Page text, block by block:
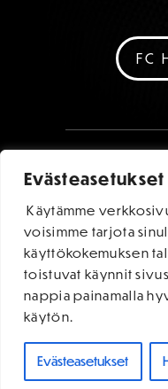
Evästeasetukset
Käytämme
voisimme tarjota
käyttökokemuksen
toistuvat käynnit
nappia painamalla
käytön.
Evästeasetukset
OSTA LIPUT
FC